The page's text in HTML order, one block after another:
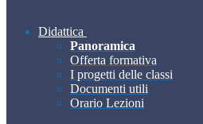
Didattica
Panoramica
Offerta formativa
I progetti delle classi
Documenti utili
Orario Lezioni